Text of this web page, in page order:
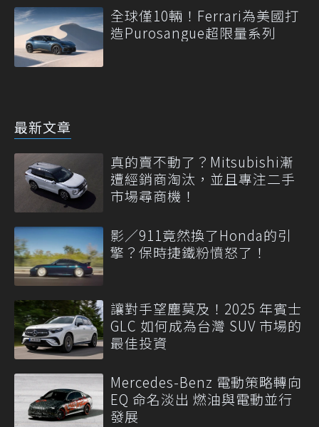
全球僅10輛！Ferrari為美國打
造Purosangue超限量系列
最新文章
真的賣不動了？Mitsubishi漸
遭經銷商淘汰，並且專注二手
市場尋商機！
影／911竟然換了Honda的引
擎？保時捷鐵粉憤怒了！
讓對手望塵莫及！2025 年賓士
GLC 如何成為台灣 SUV 市場的
最佳投資
Mercedes-Benz 電動策略轉向
EQ 命名淡出 燃油與電動並行
發展